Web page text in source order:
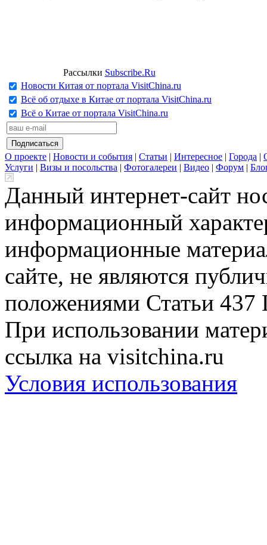
Рассылки Subscribe.Ru
Новости Китая от портала VisitChina.ru
Всё об отдыхе в Китае от портала VisitChina.ru
Всё о Китае от портала VisitChina.ru
О проекте | Новости и события | Статьи | Интересное | Города |
Услуги | Визы и посольства | Фотогалереи | Видео | Форум |
Данный интернет-сайт
информационный
информационные
сайте, не являются
положениями Статьи 437
При использовании
ссылка на visitchina.ru
Условия использования